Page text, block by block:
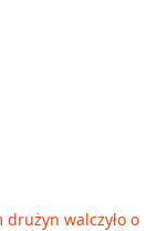
walczyło o